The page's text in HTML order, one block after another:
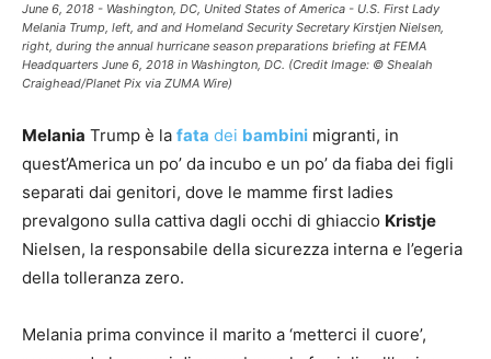
June 6, 2018 - Washington, DC, United States of America - U.S. First Lady
Melania Trump, left, and and Homeland Security Secretary Kirstjen Nielsen,
right, during the annual hurricane season preparations briefing at FEMA
Headquarters June 6, 2018 in Washington, DC. (Credit Image: © Shealah
Craighead/Planet Pix via ZUMA Wire)
Melania Trump è la fata dei bambini migranti, in
quest’America un po’ da incubo e un po’ da fiaba dei figli
separati dai genitori, dove le mamme first ladies
prevalgono sulla cattiva dagli occhi di ghiaccio Kristje
Nielsen, la responsabile della sicurezza interna e l’egeria
della tolleranza zero.
Melania prima convince il marito a ‘metterci il cuore’,